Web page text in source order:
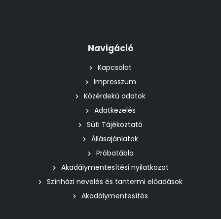
Navigáció
Kapcsolat
Impresszum
Közérdekű adatok
Adatkezelés
Süti Tájékoztató
Állásajánlatok
Próbatábla
Akadálymentesítési nyilatkozat
Színházi nevelés és tantermi előadások
Akadálymentesítés